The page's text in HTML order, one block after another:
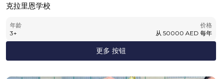
克拉里恩学校
年龄
3+
价格
从 50000 AED 每年
更多 按钮